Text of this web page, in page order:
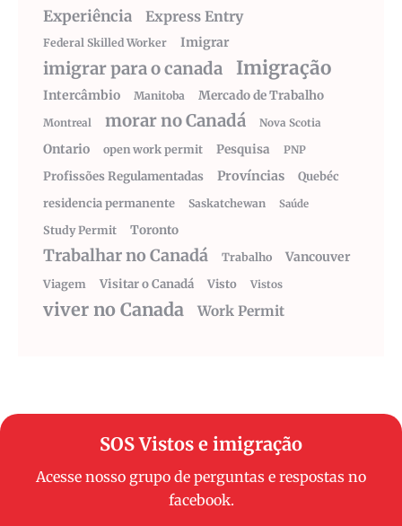
Experiência Express Entry
Federal Skilled Worker Imigrar
imigrar para o canada Imigração
Intercâmbio Manitoba Mercado de Trabalho
Montreal morar no Canadá Nova Scotia
Ontario open work permit Pesquisa PNP
Profissões Regulamentadas Províncias
Quebéc
residencia permanente
Saskatchewan Saúde
Study Permit Toronto
Trabalhar no Canadá Trabalho Vancouver
Viagem Visitar o Canadá Visto Vistos
viver no Canada Work Permit
SOS Vistos e imigração
Acesse nosso grupo de perguntas e respostas no
facebook.